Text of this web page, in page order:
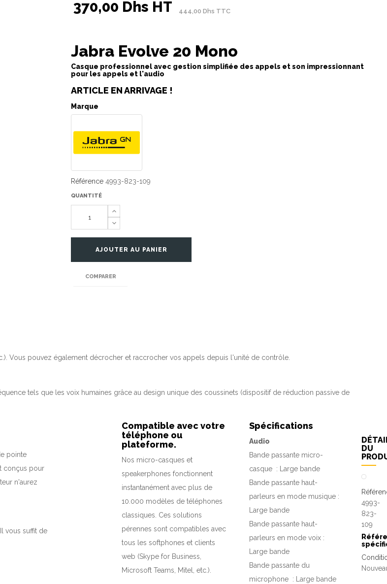
370,00 Dhs HT 444,00 Dhs TTC
Jabra Evolve 20 Mono
Casque professionnel avec gestion simplifiée des appels et son impressionnant
pour les appels et l'audio
ARTICLE EN ARRIVAGE !
Marque
Référence 4993-823-109
QUANTITÉ
AJOUTER AU PANIER
COMPARER
Vous pouvez également décrocher et raccrocher vos appels depuis l'unité de contrôle.
tels que les voix humaines grâce au design unique des coussinets (dispositif de réduction passive de
pointe
conçus pour
n'aurez
vous suffit de
Compatible avec votre
téléphone ou
plateforme.
Nos micro-casques et
speakerphones fonctionnent
instantanément avec plus de
10.000 modèles de téléphones
classiques. Ces solutions
pérennes sont compatibles avec
tous les softphones et clients
web (Skype for Business,
Microsoft Teams, Mitel, etc.).
Spécifications
Audio
Bande passante micro-
casque :
Large bande
Bande passante haut-
parleurs en mode musique :
Large bande
Bande passante haut-
parleurs en mode voix :
Large bande
Bande passante du
microphone :
Large bande
DU
4993-
823-
109